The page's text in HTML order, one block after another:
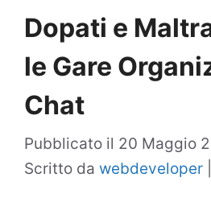
Dopati e
le Gare
Chat
Pubblicato il 20 Maggio
Scritto da webdeveloper